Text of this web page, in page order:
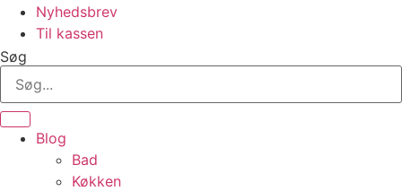
Nyhedsbrev
Til kassen
Søg
Blog
Bad
Køkken